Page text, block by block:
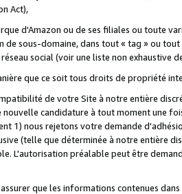
Act),
d'Amazon ou de ses filiales ou toute
de sous-domaine, dans tout « tag » ou
social (voir une liste non exhaustive
que ce soit tous droits de propriété
de votre Site à notre entière
candidature à tout moment une
1) nous rejetons votre demande
(telle que déterminée à notre entière
L'autorisation préalable peut être
que les informations contenues